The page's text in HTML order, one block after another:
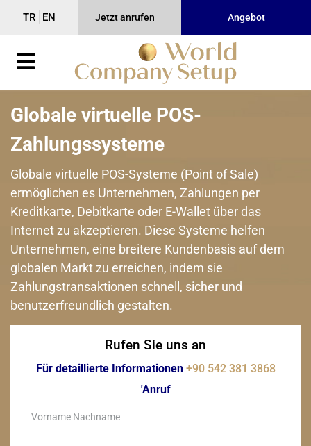
TR EN Jetzt anrufen Angebot
Globale virtuelle POS-
Zahlungssysteme
Globale virtuelle POS-Systeme (Point of Sale)
ermöglichen es Unternehmen, Zahlungen per
Kreditkarte, Debitkarte oder E-Wallet über das
Internet zu akzeptieren. Diese Systeme helfen
Unternehmen, eine breitere Kundenbasis auf dem
globalen Markt zu erreichen, indem sie
Zahlungstransaktionen schnell, sicher und
benutzerfreundlich gestalten.
Rufen Sie uns an
Für detaillierte Informationen +90 542 381 3868
'Anruf